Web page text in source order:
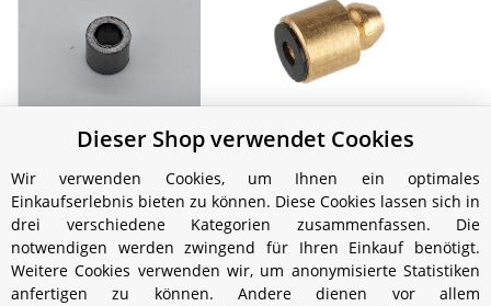
Graphitpackung
(HK150/250/350/500)
1,49 €
*
Dichtung Vergaserventil
(HK150/250/350/500)
1,99 € *
Dieser Shop verwendet Cookies
Wir verwenden Cookies, um Ihnen ein optimales
Einkaufserlebnis bieten zu können. Diese Cookies lassen sich in
drei verschiedene Kategorien zusammenfassen. Die
notwendigen werden zwingend für Ihren Einkauf benötigt.
Weitere Cookies verwenden wir, um anonymisierte Statistiken
anfertigen zu können. Andere dienen vor allem